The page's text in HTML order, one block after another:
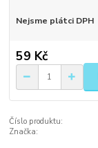
Nejsme plátci DPH
59 Kč
Číslo produktu:
Značka: